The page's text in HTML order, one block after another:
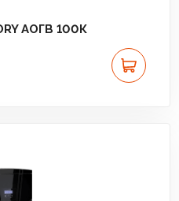
АОГВ 100К